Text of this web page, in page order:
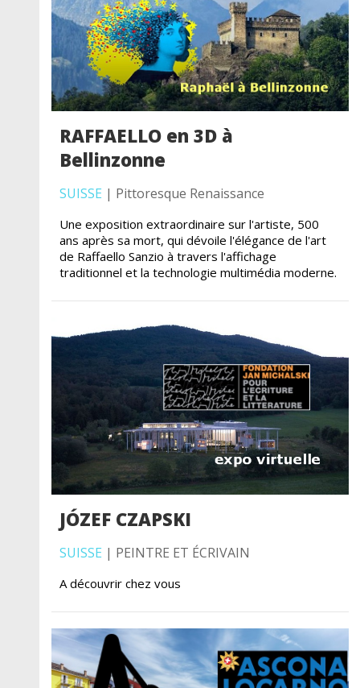
RAFFAELLO en 3D à
Bellinzonne
SUISSE | Pittoresque Renaissance
Une exposition extraordinaire sur l'artiste, 500
ans après sa mort, qui dévoile l'élégance de l'art
de Raffaello Sanzio à travers l'affichage
traditionnel et la technologie multimédia moderne.
JÓZEF CZAPSKI
SUISSE | PEINTRE ET ÉCRIVAIN
A découvrir chez vous